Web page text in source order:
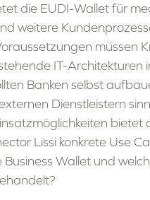
die EUDI-Wallet für
weitere
müssen
IT-Architekturen
Banken selbst
Dienstleistern
bietet
Lissi konkrete Use
Business Wallet und